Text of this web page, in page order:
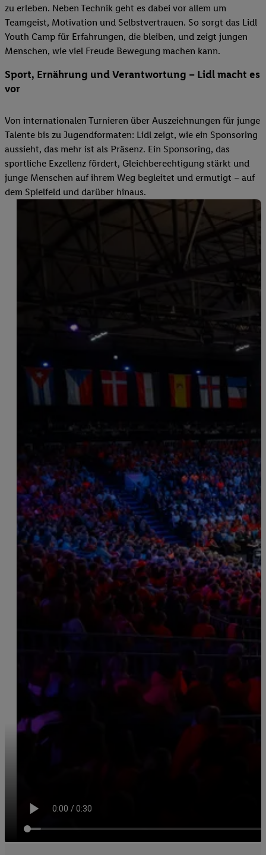
zu erleben. Neben Technik geht es dabei vor allem um
Teamgeist, Motivation und Selbstvertrauen. So sorgt das Lidl
Youth Camp für Erfahrungen, die bleiben, und zeigt jungen
Menschen, wie viel Freude Bewegung machen kann.
Sport, Ernährung und Verantwortung – Lidl macht es
vor
Von internationalen Turnieren über Auszeichnungen für junge
Talente bis zu Jugendformaten: Lidl zeigt, wie ein Sponsoring
aussieht, das mehr ist als Präsenz. Ein Sponsoring, das
sportliche Exzellenz fördert, Gleichberechtigung stärkt und
junge Menschen auf ihrem Weg begleitet und ermutigt – auf
dem Spielfeld und darüber hinaus.